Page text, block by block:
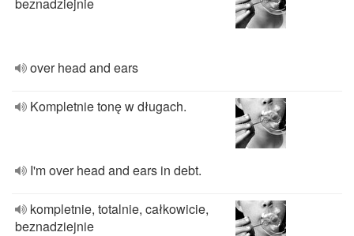
over head and ears
Kompletnie tonę w długach.
I'm over head and ears in debt.
kompletnie, totalnie, całkowicie,
beznadziejnie